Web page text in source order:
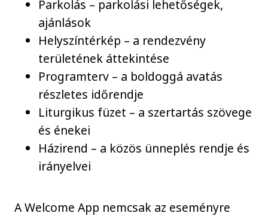
Parkolás – parkolási lehetőségek,
ajánlások
Helyszíntérkép – a rendezvény
területének áttekintése
Programterv – a boldoggá avatás
részletes időrendje
Liturgikus füzet – a szertartás szövege
és énekei
Házirend – a közös ünneplés rendje és
irányelvei
A Welcome App nemcsak az eseményre